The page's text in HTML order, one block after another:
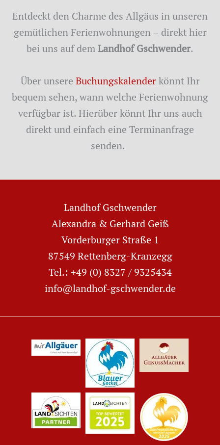
Entdeckt den Charme des Allgäus in unseren
gemütlichen Ferienwohnungen – direkt hier
bei uns auf demLandhof Gschwender.
Über unsere Buchungskalenderkönnt Ihr
bequem sehen, wann welche Ferienwohnung
verfügbar ist. Hierüber könnt Ihr uns auch
direkt und einfach eine Terminanfrage
senden.
Landhof Gschwender
Alexandra & Gerhard Geiß
Vorderburger Straße 1
87549 Rettenberg-Kranzegg
Tel.: +49 (0) 8327 / 9325434
info@landhof-gschwender.de